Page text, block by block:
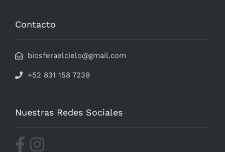
Contacto
biosferaelcielo@gmail.com
+52 831 158 7239
Nuestras Redes Sociales